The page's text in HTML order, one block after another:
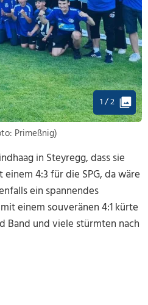
1 / 2
Primeßnig)
in Steyregg, dass sie
4:3 für die SPG, da wäre
ein spannendes
einem souveränen 4:1 kürte
Band und viele stürmten nach